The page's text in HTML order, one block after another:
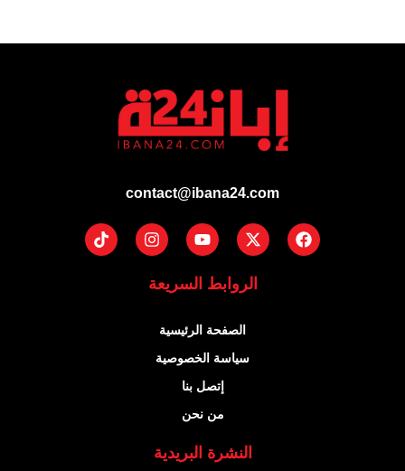
contact@ibana24.com
Facebook
X-
twitter
Youtube
Instagram
Tiktok
الروابط السريعة
الصفحة الرئيسية
سياسة الخصوصية
إتصل بنا
من نحن
النشرة البريدية